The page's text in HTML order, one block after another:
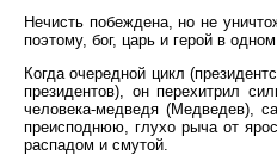
Нечисть побеждена, но не
поэтому, бог, царь и герой в
Когда очередной цикл
президентов), он перехитрил
человека-медведя (Медведев),
преисподнюю, глухо рыча от
распадом и смутой.